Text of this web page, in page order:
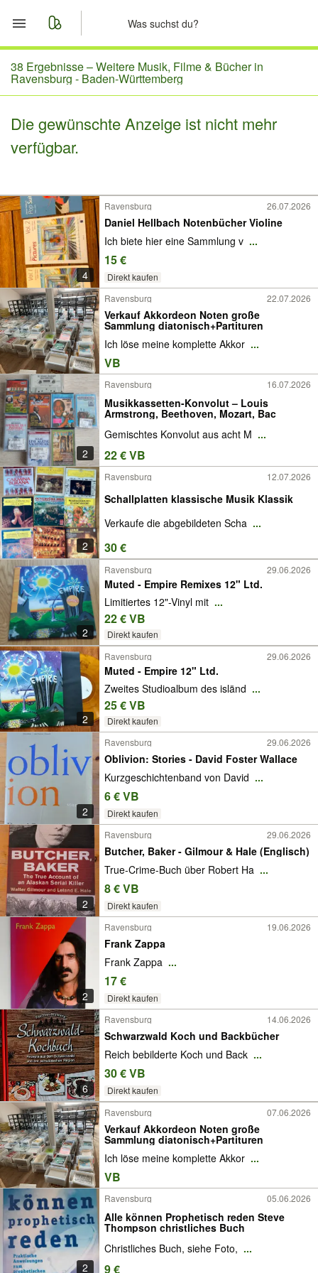
Start
Merkliste
Nachrichten
38 Ergebnisse –Weitere Musik, Filme & Bücher in
Ravensburg - Baden-Württemberg
Die gewünschte Anzeige ist nicht mehr
verfügbar.
4
Ravensburg 26.07.2026
Daniel Hellbach Notenbücher Violine
Ich biete hier eine Sammlung v ...
15 €
Direkt kaufen
Ravensburg
22.07.2026
Verkauf Akkordeon Noten große
Sammlung diatonisch+Partituren
Ich löse meine komplette Akkor ...
VB
2
Ravensburg 16.07.2026
Musikkassetten-Konvolut – Louis
Armstrong, Beethoven, Mozart, Bac
Gemischtes Konvolut aus acht M ...
22 € VB
2
Ravensburg 12.07.2026
Schallplatten klassische Musik Klassik
Verkaufe die abgebildeten Scha ...
30 €
2
Ravensburg 29.06.2026
Muted - Empire Remixes 12" Ltd.
Limitiertes 12"-Vinyl mit ...
22 € VB
Direkt kaufen
2
Ravensburg 29.06.2026
Muted - Empire 12" Ltd.
Zweites Studioalbum des isländ ...
25 € VB
Direkt kaufen
2
Ravensburg 29.06.2026
Oblivion: Stories - David Foster Wallace
Kurzgeschichtenband von David ...
6 € VB
Direkt kaufen
2
Ravensburg 29.06.2026
Butcher, Baker - Gilmour & Hale (Englisch)
True-Crime-Buch über Robert Ha ...
8 € VB
Direkt kaufen
2
Ravensburg 19.06.2026
Frank Zappa
Frank Zappa ...
17 €
Direkt kaufen
6
Ravensburg 14.06.2026
Schwarzwald Koch und Backbücher
Reich bebilderte Koch und Back ...
30 € VB
Direkt kaufen
Ravensburg
07.06.2026
Verkauf Akkordeon Noten große
Sammlung diatonisch+Partituren
Ich löse meine komplette Akkor ...
VB
2
Ravensburg 05.06.2026
Alle können Prophetisch reden Steve
Thompson christliches Buch
Christliches Buch, siehe Foto, ...
9 €